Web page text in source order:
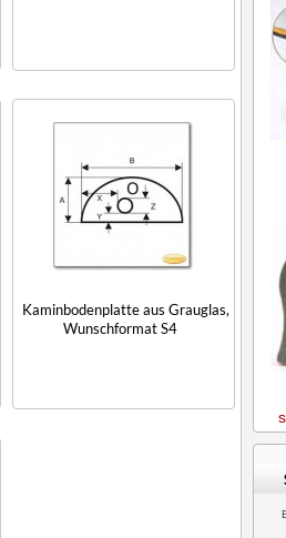
Kaminbodenplatte aus Grauglas,
Wunschformat S4